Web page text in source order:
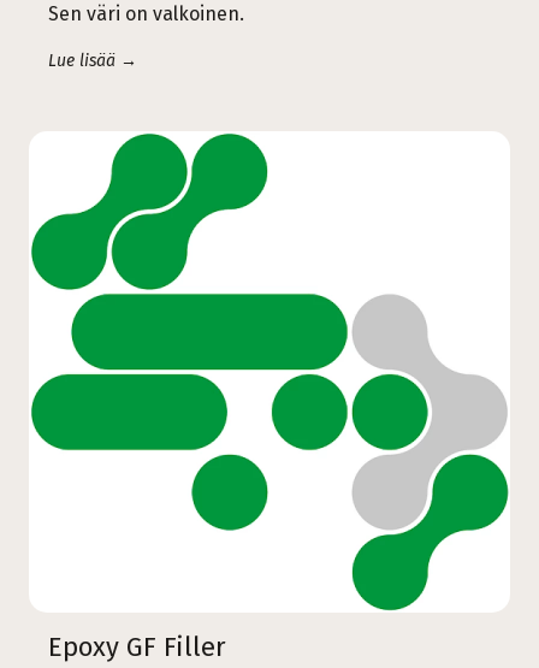
Sen väri on valkoinen.
Lue lisää →
Epoxy GF Filler